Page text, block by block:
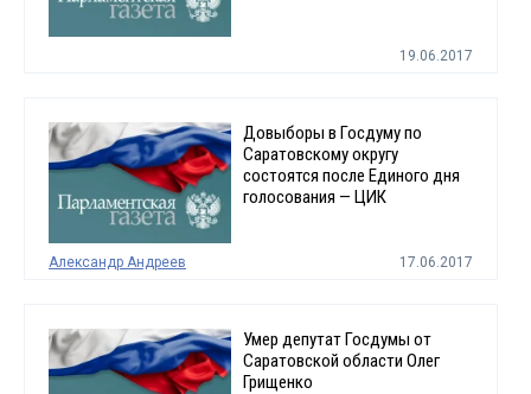
19.06.2017
Довыборы в Госдуму по
Саратовскому округу
состоятся после Единого дня
голосования — ЦИК
Александр Андреев 17.06.2017
Умер депутат Госдумы от
Саратовской области Олег
Грищенко